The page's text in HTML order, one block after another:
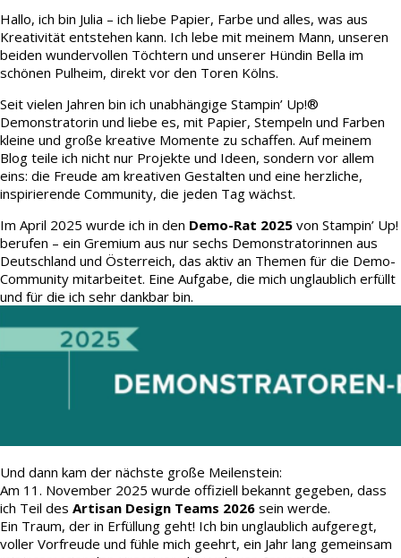
Hallo, ich bin Julia – ich liebe Papier, Farbe und alles, was aus
Kreativität entstehen kann. Ich lebe mit meinem Mann, unseren
beiden wundervollen Töchtern und unserer Hündin Bella im
schönen Pulheim, direkt vor den Toren Kölns.
Seit vielen Jahren bin ich unabhängige Stampin’ Up!®
Demonstratorin und liebe es, mit Papier, Stempeln und Farben
kleine und große kreative Momente zu schaffen. Auf meinem
Blog teile ich nicht nur Projekte und Ideen, sondern vor allem
eins: die Freude am kreativen Gestalten und eine herzliche,
inspirierende Community, die jeden Tag wächst.
Im April 2025 wurde ich in den Demo-Rat 2025 von Stampin’ Up!
berufen – ein Gremium aus nur sechs Demonstratorinnen aus
Deutschland und Österreich, das aktiv an Themen für die Demo-
Community mitarbeitet. Eine Aufgabe, die mich unglaublich erfüllt
und für die ich sehr dankbar bin.
Und dann kam der nächste große Meilenstein:
Am 11. November 2025 wurde offiziell bekannt gegeben, dass
ich Teil des Artisan Design Teams 2026 sein werde.
Ein Traum, der in Erfüllung geht! Ich bin unglaublich aufgeregt,
voller Vorfreude und fühle mich geehrt, ein Jahr lang gemeinsam